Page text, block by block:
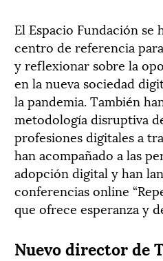
El Espacio Fundación se
centro de referencia
y reflexionar sobre la
en la nueva sociedad
la pandemia. También
metodología disruptiva
profesiones digitales a
han acompañado a las
adopción digital y han
conferencias online
que ofrece esperanza y
Nuevo director de